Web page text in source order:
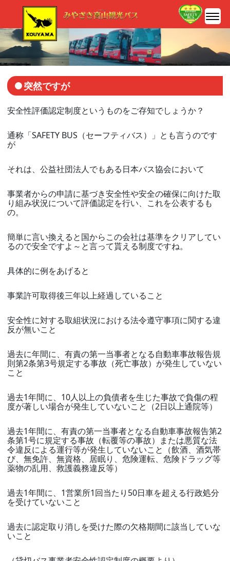
突然ですが
安全性評価認定制度というものをご存知でしょうか？
通称「SAFETY BUS（セーフティバス）」とも言うのです
が
それは、公益社団法人でもある日本バス協会において
事業者からの申請に基づき安全性や安全の確保に向けた取
り組み状況について評価認定を行い、これを公表するも
の。
簡単に言い換えると国からこの会社は基準をクリアしてい
るので安全ですよ～と言って貰える制度ですね。
具体的に例をあげると
事業許可取得後三年以上経過していること
安全性に対する取組状況における法令遵守事項に関する違
反が無いこと
過去に年間に、有責の第一当事者となる自動車事故報告規
則第2条第3号規定する事故（死亡事故）が発生していない
こと
過去1年間に、10人以上の負債者を生じた事故で負傷の程
度が著しい場合が発生していないこと（2日以上通院等）
過去1年間に、有責の第一当事者となる自動車事故報告第2
条第1号に規定する事故（転覆等の事故）または悪質な法
令違反による運行等が発生していないこと（飲酒、酒気帯
び、無免許、無資格、居眠り、危険運転、危険ドラッグ等
薬物の乱用、救護義務違反等）
過去1年間に、1営業所1回当たり50日車を超える行政処分
を受けていないこと
過去に認定取り消しを受けた際の欠格期間に該当していな
いこと